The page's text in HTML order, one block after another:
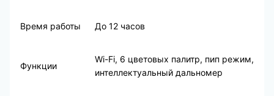
Время работы До 12 часов
Функции
Wi-Fi, 6 цветовых палитр, пип режим,
интеллектуальный дальномер